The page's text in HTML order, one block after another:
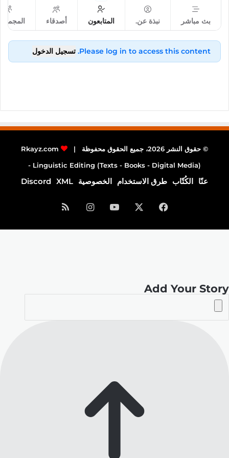
بث مباشر نبذة عن. المتابعون أصدقاء
Please log in to access this content. تسجيل الدخول
© حقوق النشر 2026، جميع الحقوق محفوظة |
Rkayz.com
Linguistic Editing (Texts - Books - Digital Media) -
عنّا الكُتّاب طرق الاستخدام الخصوصية XML
Discord
فيسبوك ‫YouTubeانستقرامملخص
الموقع
Add Your Story